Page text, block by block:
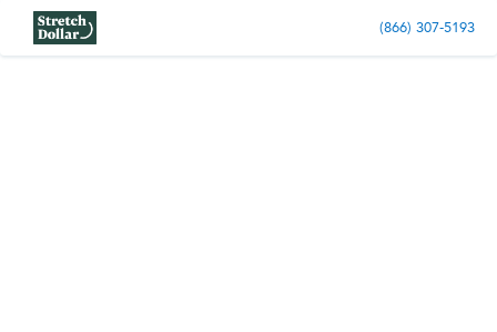
(866) 307-5193